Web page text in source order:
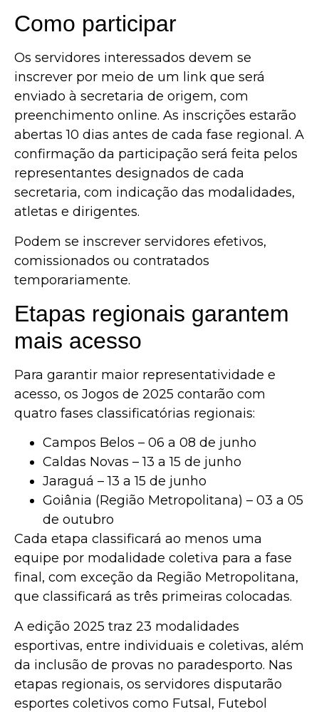
Como participar
Os servidores interessados devem se
inscrever por meio de um link que será
enviado à secretaria de origem, com
preenchimento online. As inscrições estarão
abertas 10 dias antes de cada fase regional. A
confirmação da participação será feita pelos
representantes designados de cada
secretaria, com indicação das modalidades,
atletas e dirigentes.
Podem se inscrever servidores efetivos,
comissionados ou contratados
temporariamente.
Etapas regionais garantem
mais acesso
Para garantir maior representatividade e
acesso, os Jogos de 2025 contarão com
quatro fases classificatórias regionais:
Campos Belos – 06 a 08 de junho
Caldas Novas – 13 a 15 de junho
Jaraguá – 13 a 15 de junho
Goiânia (Região Metropolitana) – 03 a 05
de outubro
Cada etapa classificará ao menos uma
equipe por modalidade coletiva para a fase
final, com exceção da Região Metropolitana,
que classificará as três primeiras colocadas.
A edição 2025 traz 23 modalidades
esportivas, entre individuais e coletivas, além
da inclusão de provas no paradesporto. Nas
etapas regionais, os servidores disputarão
esportes coletivos como Futsal, Futebol